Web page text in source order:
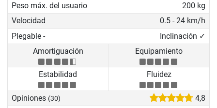
Peso máx. del usuario
200 kg
Velocidad
0.5 - 24 km/h
Plegable -
Inclinación ✓
Amortiguación
Equipamiento
Estabilidad Fluidez
Opiniones (30) 4,8